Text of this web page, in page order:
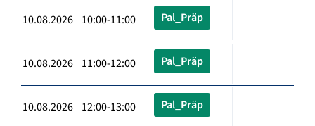
10.08.2026 10:00-11:00 Pal_Präp
10.08.2026 11:00-12:00 Pal_Präp
10.08.2026 12:00-13:00 Pal_Präp